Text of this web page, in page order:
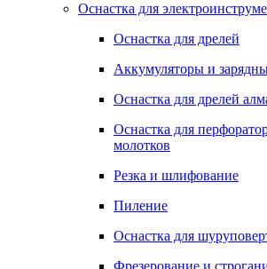
Оснастка для
Оснастка для дрелей
Аккумуляторы и
Оснастка для дрелей
Оснастка для
молотков
Резка и шлифование
Пиление
Оснастка для
Фрезерование и